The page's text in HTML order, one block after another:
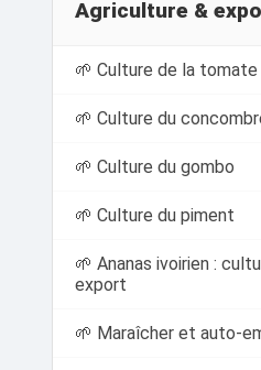
Agriculture &
🌱 Culture de la tomate
🌱 Culture du
🌱 Culture du gombo
🌱 Culture du piment
🌱 Ananas ivoirien :
export
🌱 Maraîcher et auto-